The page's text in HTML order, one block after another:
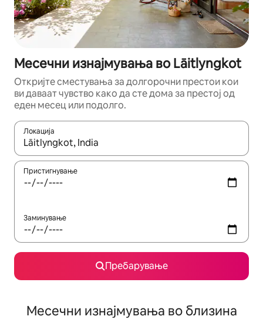
Месечни изнајмувања во Lāitlyngkot
Откријте сместувања за долгорочни престои кои
ви даваат чувство како да сте дома за престој од
еден месец или подолго.
Локација
Кога резултатите се достапни, движете се со копчињата
Пристигнување
Заминување
Пребарување
Месечни изнајмувања во близина